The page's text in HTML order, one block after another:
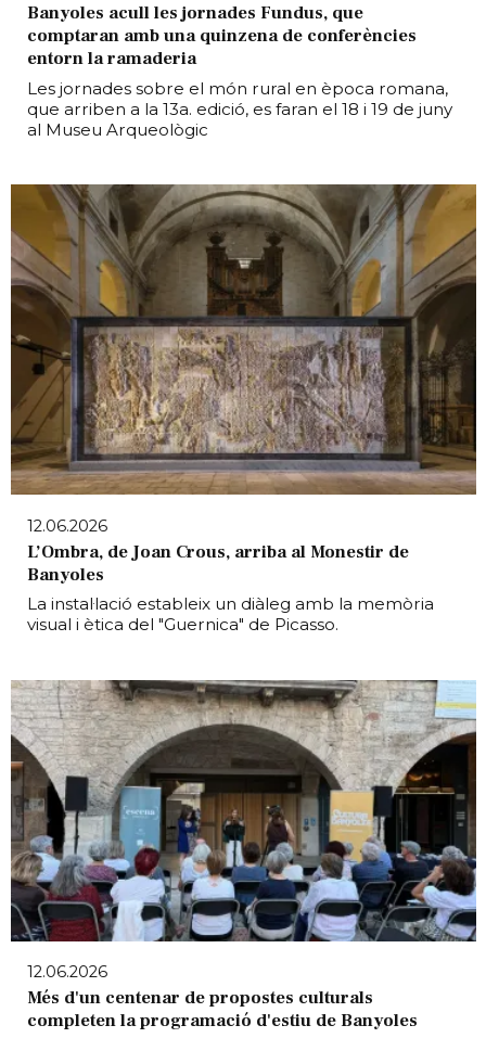
Banyoles acull les jornades Fundus, que
comptaran amb una quinzena de conferències
entorn la ramaderia
Les jornades sobre el món rural en època romana,
que arriben a la 13a. edició, es faran el 18 i 19 de juny
al Museu Arqueològic
12.06.2026
L’Ombra, de Joan Crous, arriba al Monestir de
Banyoles
La instal·lació estableix un diàleg amb la memòria
visual i ètica del "Guernica" de Picasso.
12.06.2026
Més d'un centenar de propostes culturals
completen la programació d'estiu de Banyoles